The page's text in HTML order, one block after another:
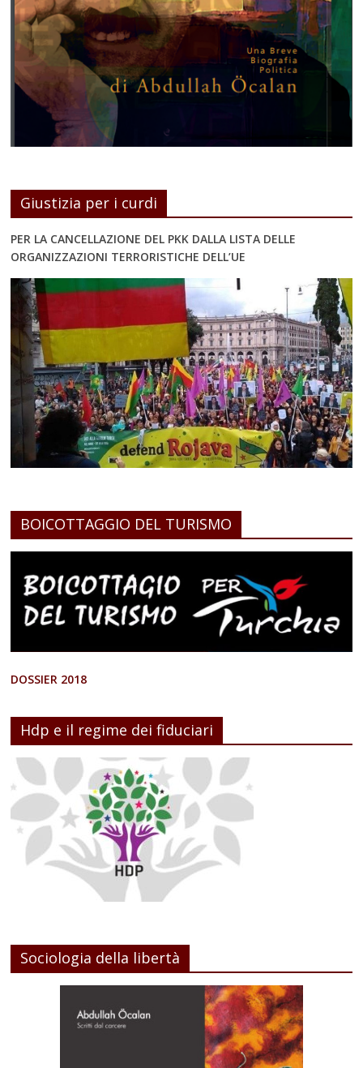
Giustizia per i curdi
PER LA CANCELLAZIONE DEL PKK DALLA LISTA DELLE
ORGANIZZAZIONI TERRORISTICHE DELL’UE
BOICOTTAGGIO DEL TURISMO
DOSSIER 2018
Hdp e il regime dei fiduciari
Sociologia della libertà